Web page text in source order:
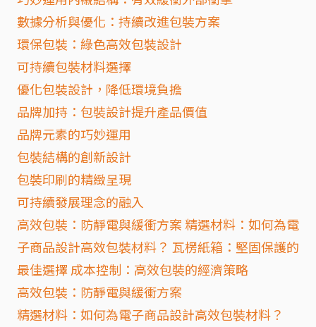
數據分析與優化：持續改進包裝方案
環保包裝：綠色高效包裝設計
可持續包裝材料選擇
優化包裝設計，降低環境負擔
品牌加持：包裝設計提升產品價值
品牌元素的巧妙運用
包裝結構的創新設計
包裝印刷的精緻呈現
可持續發展理念的融入
高效包裝：防靜電與緩衝方案 精選材料：如何為電
子商品設計高效包裝材料？ 瓦楞紙箱：堅固保護的
最佳選擇 成本控制：高效包裝的經濟策略
高效包裝：防靜電與緩衝方案
精選材料：如何為電子商品設計高效包裝材料？